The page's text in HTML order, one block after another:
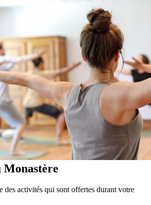
des activités qui sont offertes durant votre